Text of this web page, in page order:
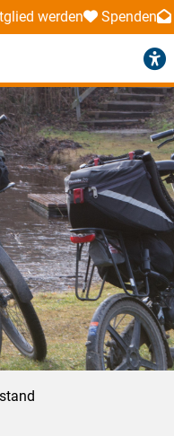
werden Spenden